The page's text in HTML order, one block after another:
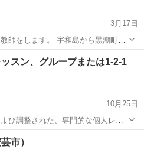
3月17日
師をします。 宇和島から黒潮町ま
庭教師ですので教材販売等は一切
の意見を尊重し、それぞれのご家
な...
TOEFL
スン、グループまたは1-2-1
10月25日
び調整された、専門的な個人レッ
得る能力を与えることに焦点を当
ジネス英語
市）